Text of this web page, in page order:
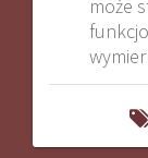
może